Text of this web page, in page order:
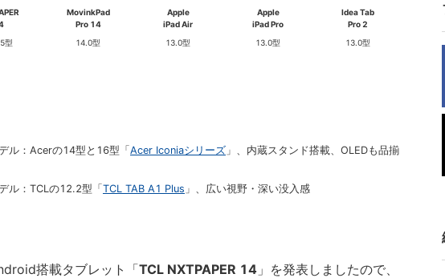
型
MovinkPad
Pro 14
14.0型
Apple
iPad Air
13.0型
Apple
iPad Pro
13.0型
Idea Tab
Pro 2
13.0型
：Acerの14型と16型「 Acer Iconiaシリーズ 」、内蔵スタンド搭載、OLEDも品揃
：TCLの12.2型「 TCL TAB A1 Plus 」、広い視野・深い没入感
搭載タブレット「TCL NXTPAPER 14 」を発表しましたので、